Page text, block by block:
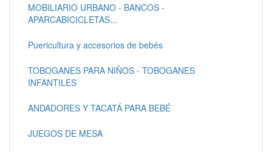
MOBILIARIO URBANO - BANCOS -
APARCABICICLETAS...
Puericultura y accesorios de bebés
TOBOGANES PARA NIÑOS - TOBOGANES
INFANTILES
ANDADORES Y TACATÁ PARA BEBÉ
JUEGOS DE MESA